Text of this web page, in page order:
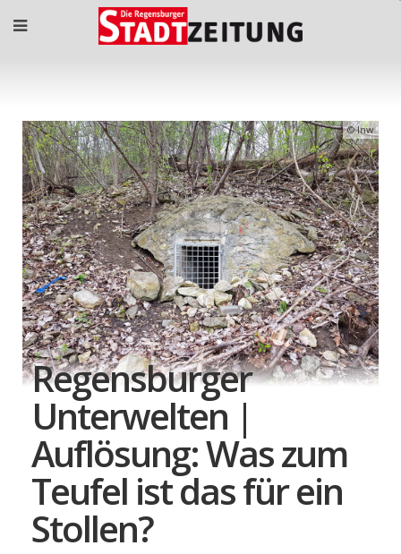
lnw
Regensburger
Unterwelten |
Auflösung: Was zum
Teufel ist das für ein
Stollen?